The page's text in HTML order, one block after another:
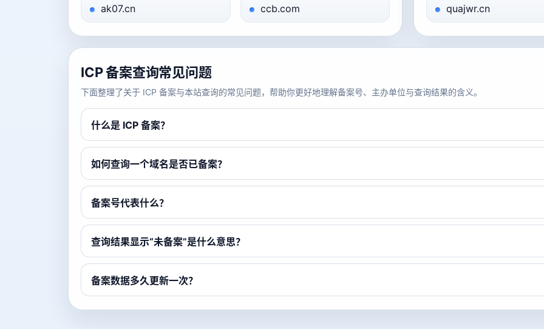
ak07.cn ccb.com quajwr.cn
ICP 备案查询常见问题
下面整理了关于 ICP 备案与本站查询的常见问题，帮助你更好地理解备案号、主办单位与查询结果的含义。
什么是 ICP 备案？
如何查询一个域名是否已备案？
备案号代表什么？
查询结果显示“未备案”是什么意思？
备案数据多久更新一次？